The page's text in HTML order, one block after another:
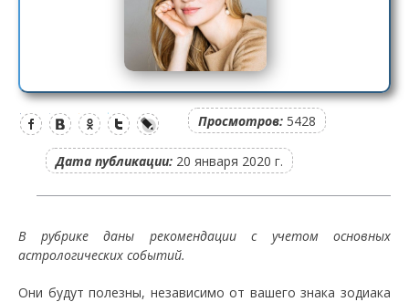
Просмотров: 5428
Дата публикации: 20 января 2020 г.
В рубрике даны рекомендации с учетом основных
астрологических событий.
Они будут полезны, независимо от вашего знака зодиака